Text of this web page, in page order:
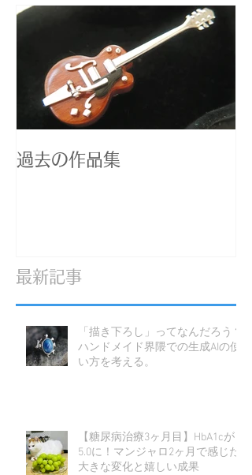
過去の作品集
最新記事
「描き下ろし」ってなんだろう？
ハンドメイド界隈での生成AIの使
い方を考える。
【糖尿病治療3ヶ月目】HbA1cが
5.0に！マンジャロ2ヶ月で感じた
大きな変化と嬉しい成果